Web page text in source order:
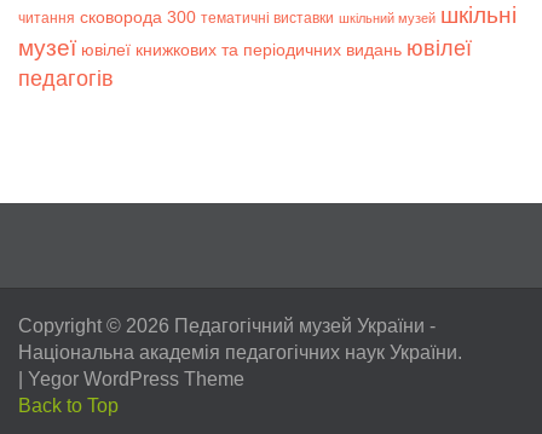
читання сковорода 300 тематичні виставки шкільний музей шкільні
музеї ювілеї книжкових та періодичних видань ювілеї
педагогів
Copyright © 2026 Педагогічний музей України -
Національна академія педагогічних наук України.
Yegor WordPress Theme
Back to Top